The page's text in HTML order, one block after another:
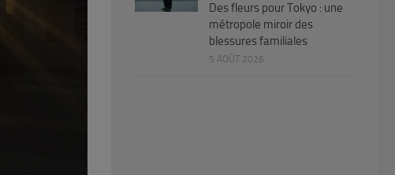
Des fleurs pour Tokyo : une
métropole miroir des
blessures familiales
5 AOÛT 2026